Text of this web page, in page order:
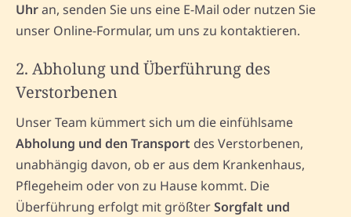
Uhran, senden Sie uns eine E-Mail oder nutzen Sie
unser Online-Formular, um uns zu kontaktieren.
2. Abholung und Überführung des
Verstorbenen
Unser Team kümmert sich um die einfühlsame
Abholung und den Transport des Verstorbenen,
unabhängig davon, ob er aus dem Krankenhaus,
Pflegeheim oder von zu Hause kommt. Die
Überführung erfolgt mit größterSorgfalt und